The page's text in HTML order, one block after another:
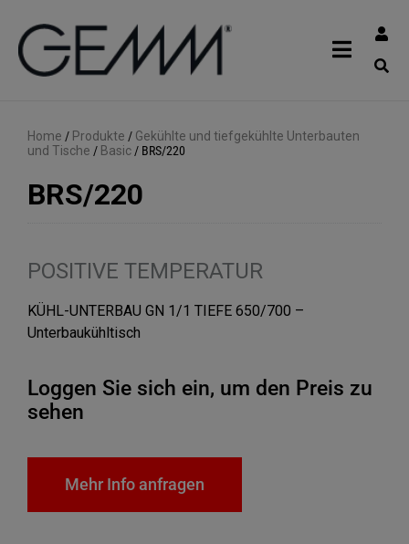
Home / Produkte / Gekühlte und tiefgekühlte Unterbauten
und Tische / Basic / BRS/220
BRS/220
POSITIVE TEMPERATUR
KÜHL-UNTERBAU GN 1/1 TIEFE 650/700 –
Unterbaukühltisch
Loggen Sie sich ein, um den Preis zu
sehen
Mehr Info anfragen